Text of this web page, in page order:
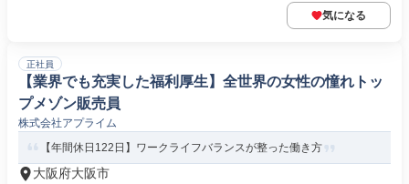
気になる
正社員
【業界でも充実した福利厚生】全世界の女性の憧れトッ
プメゾン販売員
株式会社アプライム
【年間休日122日】ワークライフバランスが整った働き方
大阪府大阪市